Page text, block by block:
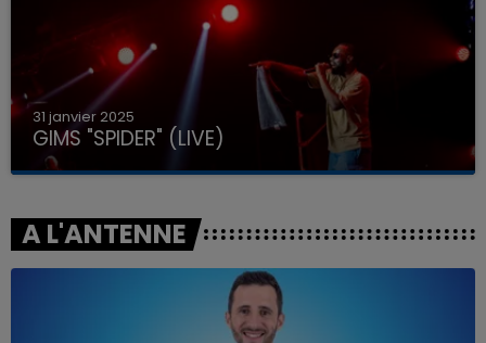
31 janvier 2025
GIMS "SPIDER" (LIVE)
A L'ANTENNE